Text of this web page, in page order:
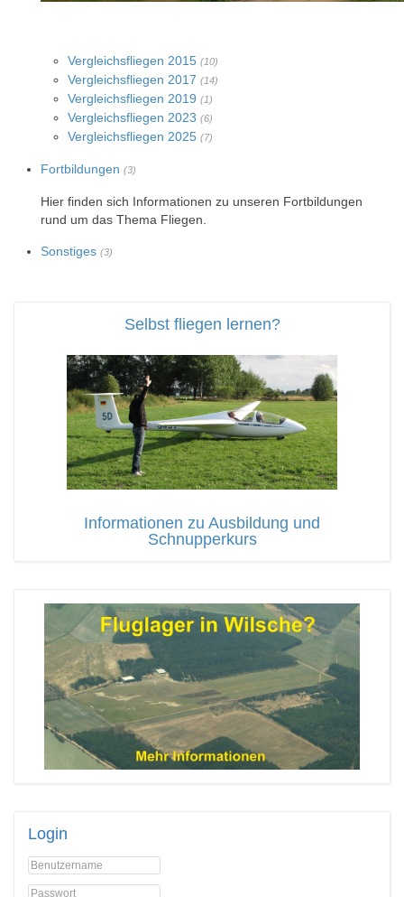
Vergleichsfliegen 2015 (10)
Vergleichsfliegen 2017 (14)
Vergleichsfliegen 2019 (1)
Vergleichsfliegen 2023 (6)
Vergleichsfliegen 2025 (7)
Fortbildungen (3)
Hier finden sich Informationen zu unseren Fortbildungen
rund um das Thema Fliegen.
Sonstiges (3)
Selbst fliegen lernen?
Informationen zu Ausbildung und
Schnupperkurs
Login